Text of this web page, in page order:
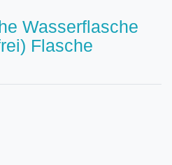
Wasserflasche
Flasche